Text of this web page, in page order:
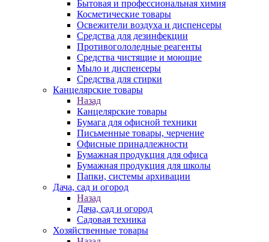
Бытовая и профессиональная химия
Косметические товары
Освежители воздуха и диспенсеры
Средства для дезинфекции
Противогололедные реагенты
Средства чистящие и моющие
Мыло и диспенсеры
Средства для стирки
Канцелярские товары
Назад
Канцелярские товары
Бумага для офисной техники
Письменные товары, черчение
Офисные принадлежности
Бумажная продукция для офиса
Бумажная продукция для школы
Папки, системы архивации
Дача, сад и огород
Назад
Дача, сад и огород
Садовая техника
Хозяйственные товары